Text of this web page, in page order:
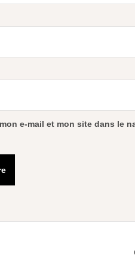
e-mail et mon site dans le